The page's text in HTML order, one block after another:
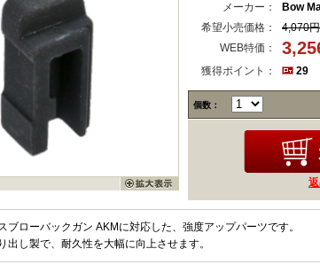
メーカー：
Bow
希望小売価格：
4,070円
WEB特価：
獲得ポイント：
29
個数：
ブローバックガン AKMに対応した、強度アップパーツです。
出し製で、耐久性を大幅に向上させます。